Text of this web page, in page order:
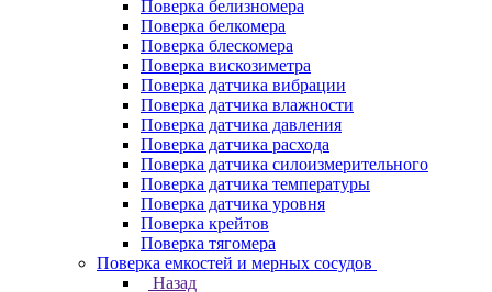
Поверка белизномера
Поверка белкомера
Поверка блескомера
Поверка вискозиметра
Поверка датчика вибрации
Поверка датчика влажности
Поверка датчика давления
Поверка датчика расхода
Поверка датчика силоизмерительного
Поверка датчика температуры
Поверка датчика уровня
Поверка крейтов
Поверка тягомера
Поверка емкостей и мерных сосудов
Назад